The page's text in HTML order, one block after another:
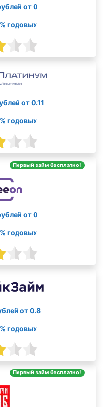
от 0
годовых
от 0.11
годовых
Первый займ бесплатно!
от 0
годовых
от 0.8
годовых
Первый займ бесплатно!